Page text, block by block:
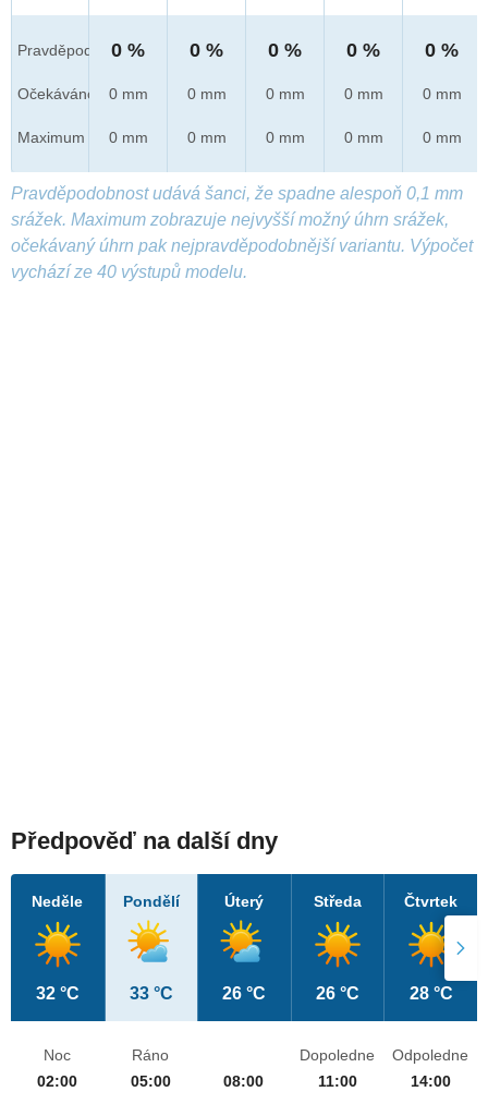
Pravděpod.
Očekáváno
Maximum
0 %
0 mm
0 mm
0 %
0 mm
0 mm
0 %
0 mm
0 mm
0 %
0 mm
0 mm
0 %
0 mm
0 mm
Pravděpodobnost udává šanci, že spadne alespoň 0,1 mm
srážek. Maximum zobrazuje nejvyšší možný úhrn srážek,
očekávaný úhrn pak nejpravděpodobnější variantu. Výpočet
vychází ze 40 výstupů modelu.
Předpověď na další dny
Neděle
32 °C
Pondělí
33 °C
Úterý
26 °C
Středa
26 °C
Čtvrtek
28 °C
Noc
02:00
Ráno
05:00
08:00
Dopoledne
11:00
Odpoledne
14:00